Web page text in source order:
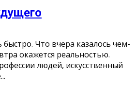
стрессом
реакция организма, когда
на твой организм
Есть советы, как бороться со